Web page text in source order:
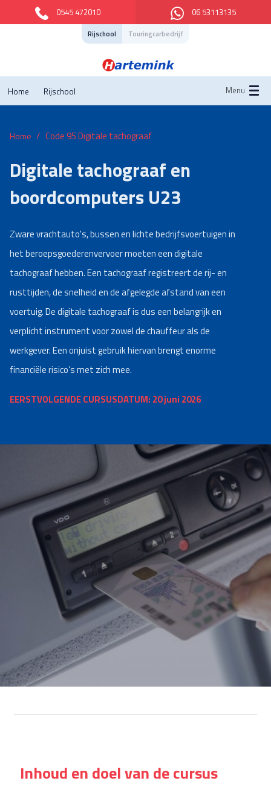
0545 472010 06 53113135
Rijschool Touringcarbedrijf
Home Rijschool Menu
Home Code 95 Digitale tachograaf
Digitale tachograaf en
boordcomputers U23
Zware vrachtauto's, bussen en lichte bedrijfsvoertuigen in
het beroepsgoederenvervoer moeten een digitale
tachograaf hebben. Een tachograaf registreert de rij- en
rusttijden, de snelheid en de afgelegde afstand van een
voertuig. De digitale tachograaf is dus een belangrijk en
verplicht instrument voor zowel de chauffeur als de
werkgever. Een onjuist gebruik hiervan brengt enorme
financiële risico’s met zich mee.
EERSTVOLGENDE CURSUSDATUM: 20 juni 2026
Inhoud en doel van de cursus